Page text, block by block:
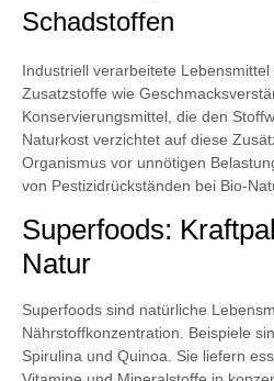
Schadstoffen
Industriell verarbeitete
Zusatzstoffe wie
Konservierungsmittel, die den
Naturkost verzichtet auf diese
Organismus vor unnötigen
von Pestizidrückständen bei Bio-
Superfoods:
Natur
Superfoods sind natürliche
Nährstoffkonzentration. Beispiele
Spirulina und Quinoa. Sie liefern